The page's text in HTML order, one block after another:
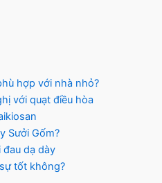
hợp với nhà nhỏ?
với quạt điều hòa
Sưởi Gốm?
dạ dày
tốt không?